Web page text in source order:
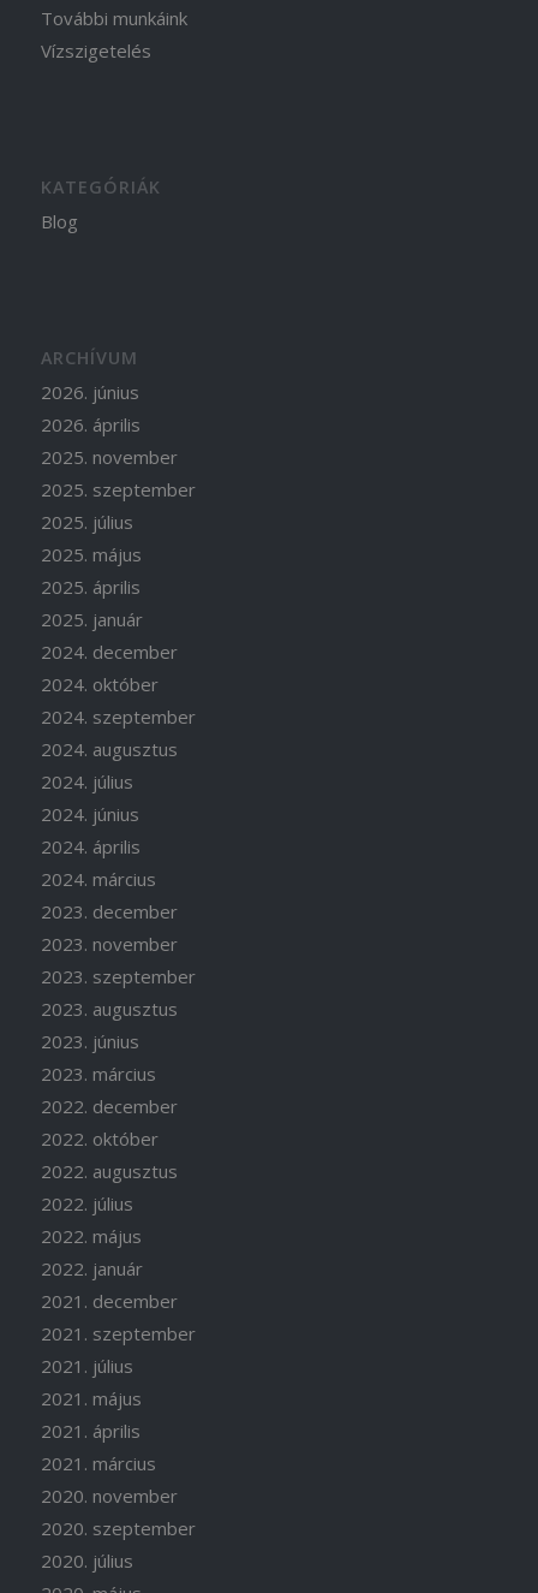
További munkáink
Vízszigetelés
KATEGÓRIÁK
Blog
ARCHÍVUM
2026. június
2026. április
2025. november
2025. szeptember
2025. július
2025. május
2025. április
2025. január
2024. december
2024. október
2024. szeptember
2024. augusztus
2024. július
2024. június
2024. április
2024. március
2023. december
2023. november
2023. szeptember
2023. augusztus
2023. június
2023. március
2022. december
2022. október
2022. augusztus
2022. július
2022. május
2022. január
2021. december
2021. szeptember
2021. július
2021. május
2021. április
2021. március
2020. november
2020. szeptember
2020. július